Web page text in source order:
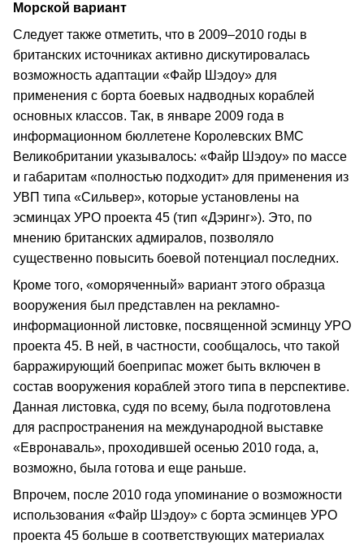
Морской вариант
Следует также отметить, что в 2009–2010 годы в
британских источниках активно дискутировалась
возможность адаптации «Файр Шэдоу» для
применения с борта боевых надводных кораблей
основных классов. Так, в январе 2009 года в
информационном бюллетене Королевских ВМС
Великобритании указывалось: «Файр Шэдоу» по массе
и габаритам «полностью подходит» для применения из
УВП типа «Сильвер», которые установлены на
эсминцах УРО проекта 45 (тип «Дэринг»). Это, по
мнению британских адмиралов, позволяло
существенно повысить боевой потенциал последних.
Кроме того, «оморяченный» вариант этого образца
вооружения был представлен на рекламно-
информационной листовке, посвященной эсминцу УРО
проекта 45. В ней, в частности, сообщалось, что такой
барражирующий боеприпас может быть включен в
состав вооружения кораблей этого типа в перспективе.
Данная листовка, судя по всему, была подготовлена
для распространения на международной выставке
«Евронаваль», проходившей осенью 2010 года, а,
возможно, была готова и еще раньше.
Впрочем, после 2010 года упоминание о возможности
использования «Файр Шэдоу» с борта эсминцев УРО
проекта 45 больше в соответствующих материалах